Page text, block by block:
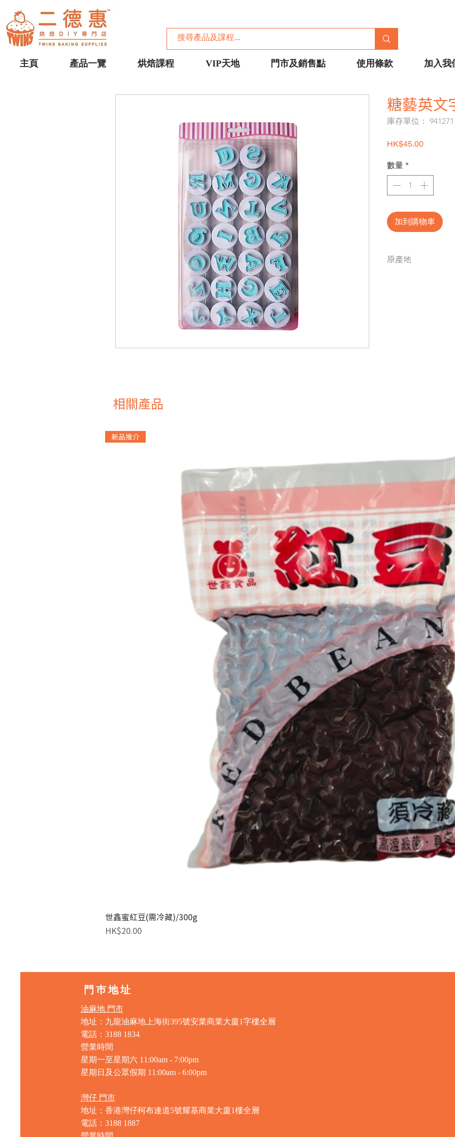
主頁 產品一覽 烘焙課程 VIP天地 門市及銷售點 使用條款 加入我
糖藝英文
庫存單位： 941271
HK$45.00價格
數量 *
加到購物車
原產地
相關產品
新品推介
世鑫蜜紅豆(需冷藏)/300g
價格
HK$20.00
門巿地址
油麻地 門市
地址：九龍油麻地上海街395號安業商業大廈1字樓全層
電話：3188 1834
營業時間
星期一至星期六 11:00am - 7:00pm
星期日及公眾假期 11:00am - 6:00pm
灣仔 門市
地址：香港灣仔柯布連道5號耀基商業大廈1樓全層
電話：3188 1887